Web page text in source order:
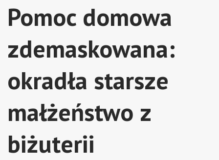
Pomoc domowa
zdemaskowana:
okradła starsze
małżeństwo z
biżuterii